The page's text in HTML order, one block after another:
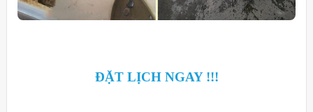
ĐẶT LỊCH NGAY !!!